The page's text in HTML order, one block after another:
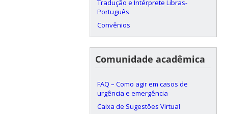
Tradução e Intérprete Libras-
Português
Convênios
Comunidade acadêmica
FAQ – Como agir em casos de
urgência e emergência
Caixa de Sugestões Virtual